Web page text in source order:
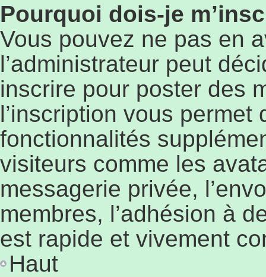
Pourquoi dois-je
Vous pouvez ne pas en
l’administrateur peut
inscrire pour poster des
l’inscription vous permet
fonctionnalités
visiteurs comme les
messagerie privée,
membres, l’adhésion à
est rapide et vivement
Haut